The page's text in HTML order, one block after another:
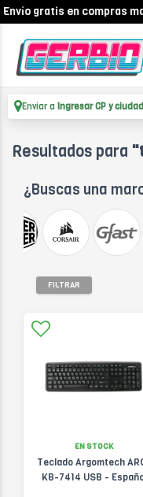
gratis en compras
Enviar a Ingresar CP y ciudad
Resultados para
¿Buscas una
FILTRAR
EN STOCK
Teclado Argomtech
KB-7414 USB -